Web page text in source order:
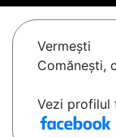
Vermeşti
Comănești,
Vezi profilul